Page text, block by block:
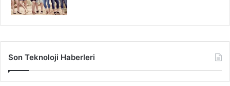
Son Teknoloji Haberleri